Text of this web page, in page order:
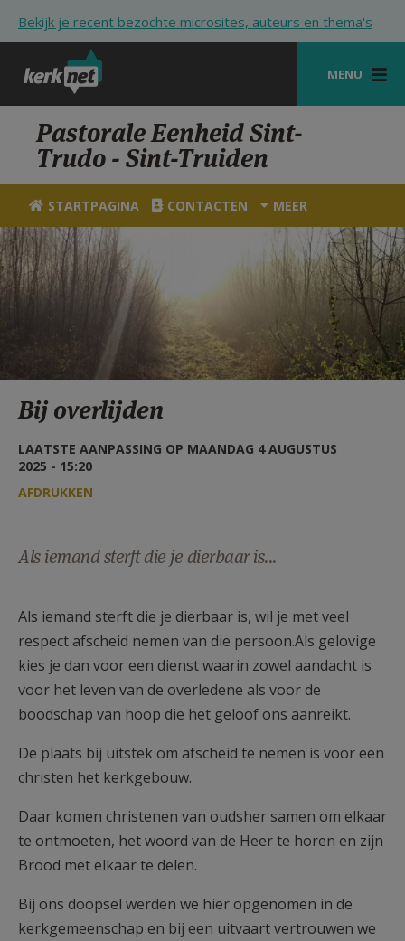
Bekijk je recent bezochte microsites, auteurs en thema's
MENU
STARTPAGINA
KERK
VIERINGEN
SHOP
ZOEKEN
STARTPAGINA PORTAAL
MIJN PAROCHIE
AANMELDEN OF REGISTREREN
Pastorale Eenheid Sint-
Trudo - Sint-Truiden
STARTPAGINA CONTACTEN MEER
Bij overlijden
LAATSTE AANPASSING OP MAANDAG 4 AUGUSTUS
2025 - 15:20
AFDRUKKEN
Als iemand sterft die je dierbaar is...
Als iemand sterft die je dierbaar is, wil je met veel
respect afscheid nemen van die persoon.Als gelovige
kies je dan voor een dienst waarin zowel aandacht is
voor het leven van de overledene als voor de
boodschap van hoop die het geloof ons aanreikt.
De plaats bij uitstek om afscheid te nemen is voor een
christen het kerkgebouw.
Daar komen christenen van oudsher samen om elkaar
te ontmoeten, het woord van de Heer te horen en zijn
Brood met elkaar te delen.
Bij ons doopsel werden we hier opgenomen in de
kerkgemeenschap en bij een uitvaart vertrouwen we